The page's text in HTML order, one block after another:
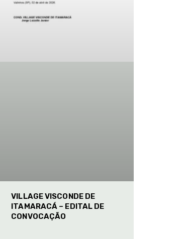
VILLAGE VISCONDE DE
ITAMARACÁ – EDITAL DE
CONVOCAÇÃO